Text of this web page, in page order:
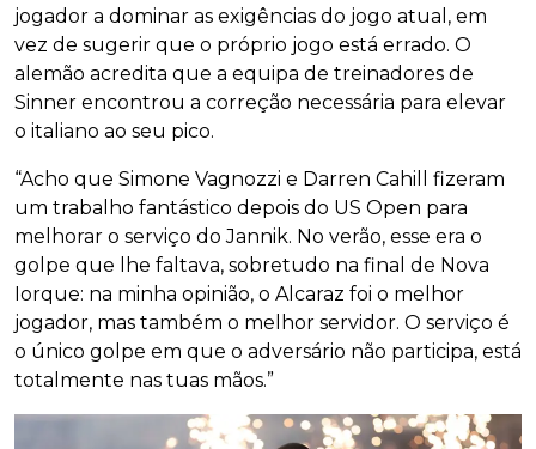
jogador a dominar as exigências do jogo atual, em
vez de sugerir que o próprio jogo está errado. O
alemão acredita que a equipa de treinadores de
Sinner encontrou a correção necessária para elevar
o italiano ao seu pico.
“Acho que Simone Vagnozzi e Darren Cahill fizeram
um trabalho fantástico depois do US Open para
melhorar o serviço do Jannik. No verão, esse era o
golpe que lhe faltava, sobretudo na final de Nova
Iorque: na minha opinião, o Alcaraz foi o melhor
jogador, mas também o melhor servidor. O serviço é
o único golpe em que o adversário não participa, está
totalmente nas tuas mãos.”